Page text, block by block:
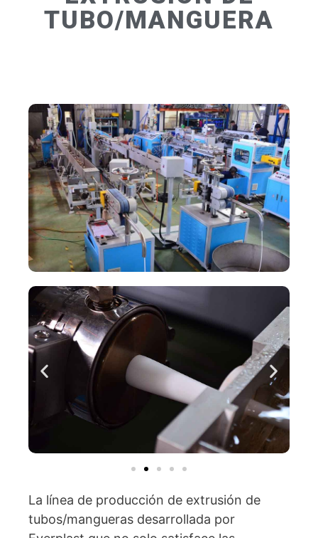
TUBO/MANGUERA
La línea de producción de extrusión de
tubos/mangueras desarrollada por